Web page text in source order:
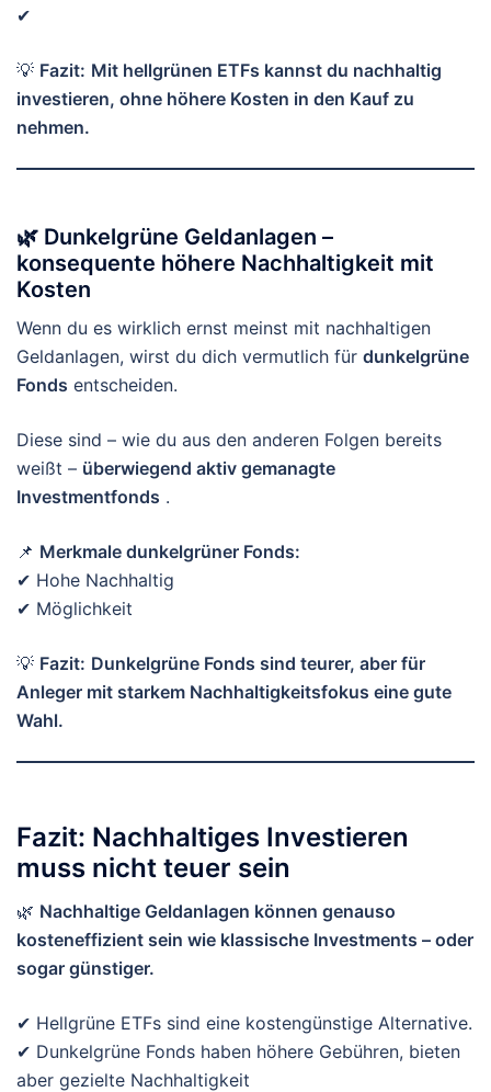
✔
💡 Fazit: Mit hellgrünen ETFs kannst du nachhaltig
investieren, ohne höhere Kosten in den Kauf zu
nehmen.
🌿 Dunkelgrüne Geldanlagen –
konsequente höhere Nachhaltigkeit mit
Kosten
Wenn du es wirklich ernst meinst mit nachhaltigen
Geldanlagen, wirst du dich vermutlich für dunkelgrüne
Fonds entscheiden.
Diese sind – wie du aus den anderen Folgen bereits
weißt – überwiegend aktiv gemanagte
Investmentfonds .
📌 Merkmale dunkelgrüner Fonds:
✔ Hohe Nachhaltig
✔ Möglichkeit
💡 Fazit: Dunkelgrüne Fonds sind teurer, aber für
Anleger mit starkem Nachhaltigkeitsfokus eine gute
Wahl.
Fazit: Nachhaltiges Investieren
muss nicht teuer sein
🌿 Nachhaltige Geldanlagen können genauso
kosteneffizient sein wie klassische Investments – oder
sogar günstiger.
✔ Hellgrüne ETFs sind eine kostengünstige Alternative.
✔ Dunkelgrüne Fonds haben höhere Gebühren, bieten
aber gezielte Nachhaltigkeit